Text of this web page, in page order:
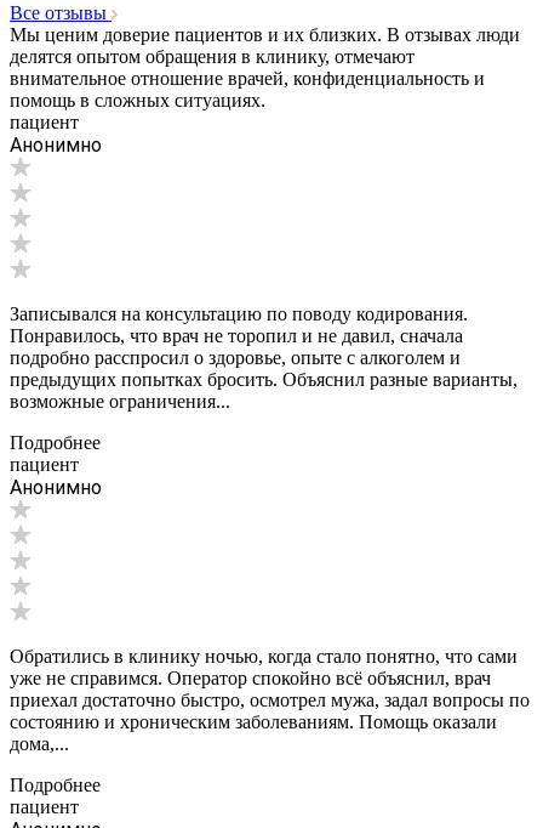
Все отзывы
Мы ценим доверие пациентов и их близких. В отзывах люди
делятся опытом обращения в клинику, отмечают
внимательное отношение врачей, конфиденциальность и
помощь в сложных ситуациях.
пациент
Анонимно
Записывался на консультацию по поводу кодирования.
Понравилось, что врач не торопил и не давил, сначала
подробно расспросил о здоровье, опыте с алкоголем и
предыдущих попытках бросить. Объяснил разные варианты,
возможные ограничения...
Подробнее
пациент
Анонимно
Обратились в клинику ночью, когда стало понятно, что сами
уже не справимся. Оператор спокойно всё объяснил, врач
приехал достаточно быстро, осмотрел мужа, задал вопросы по
состоянию и хроническим заболеваниям. Помощь оказали
дома,...
Подробнее
пациент